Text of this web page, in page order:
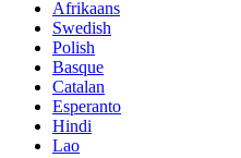
Afrikaans
Swedish
Polish
Basque
Catalan
Esperanto
Hindi
Lao